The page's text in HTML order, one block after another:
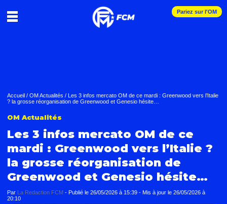
Pariez sur l'OM
Accueil / OM Actualités / Les 3 infos mercato OM de ce mardi : Greenwood vers l’Italie
? la grosse réorganisation de Greenwood et Genesio hésite…
OM Actualités
Les 3 infos mercato OM de ce
mardi : Greenwood vers l’Italie ?
la grosse réorganisation de
Greenwood et Genesio hésite…
Par La Redaction FCM - Publié le 26/05/2026 à 15:39 - Mis à jour le 26/05/2026 à
20:10